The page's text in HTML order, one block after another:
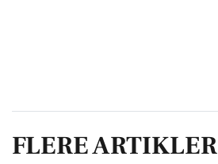
FLERE ARTIKLER